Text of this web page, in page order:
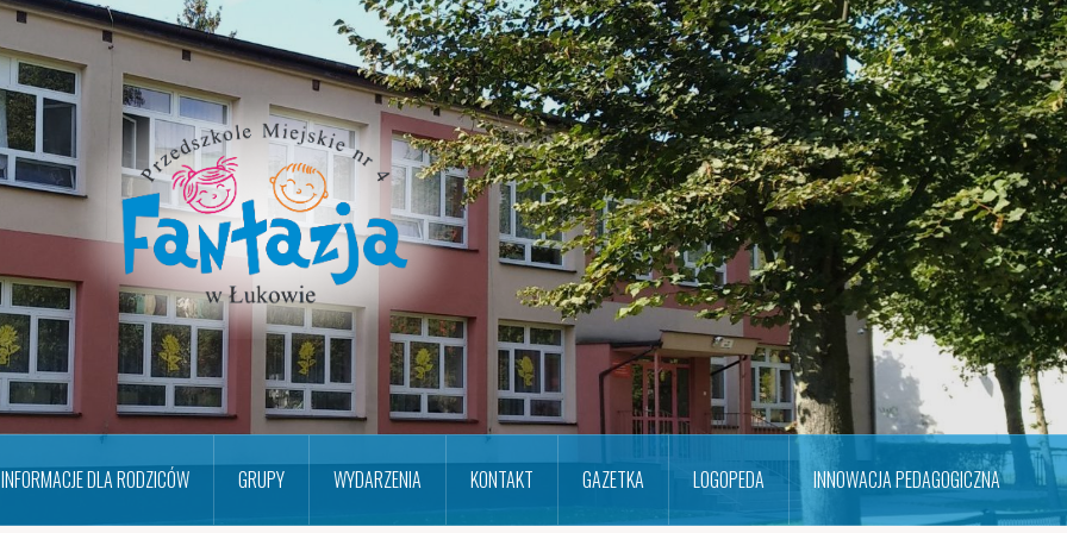
INFORMACJE DLA RODZICÓW GRUPY WYDARZENIA KONTAKT GAZETKA LOGOPEDA INNOWACJA PEDAGOGICZNA